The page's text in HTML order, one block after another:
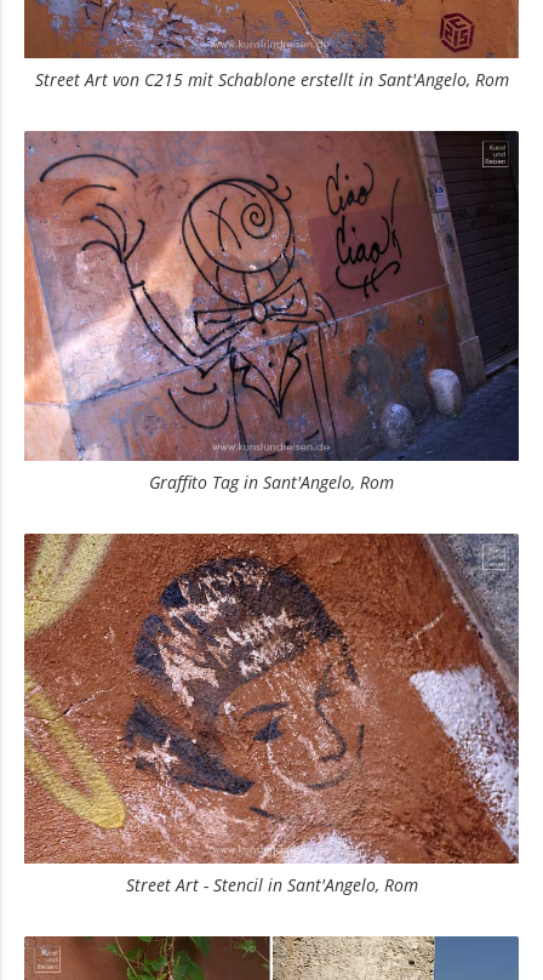
Street Art von C215 mit Schablone erstellt in Sant'Angelo, Rom
Graffito Tag in Sant'Angelo, Rom
Street Art - Stencil in Sant'Angelo, Rom